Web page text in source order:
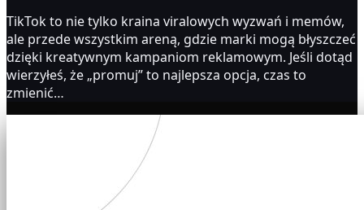
TikTok to nie tylko kraina viralowych wyzwań i memów,
ale przede wszystkim areną, gdzie marki mogą błyszczeć
dzięki kreatywnym kampaniom reklamowym. Jeśli dotąd
wierzyłeś, że „promuj” to najlepsza opcja, czas to
zmienić…